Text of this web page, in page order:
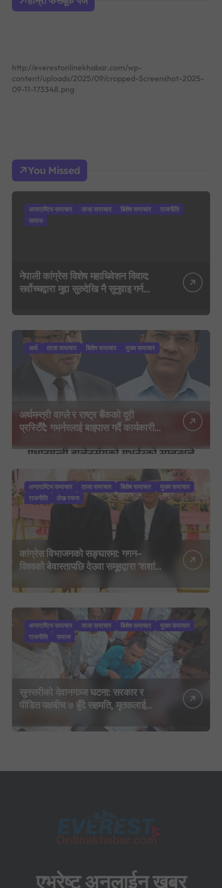
o
http://everestonlinekhabar.com/wp-
content/uploads/2025/09/cropped-Screenshot-2025-
09-11-173348.png
You Missed
अन्तराष्टिय समाचार ताजा समाचार बिशेष समाचार
राजनीति
समाज
नेपाली कांग्रेस विशेष महाधिवेशन विवाद:
सर्वोच्चद्वारा मुद्दा सुरुदेखि नै सुनुवाइ गर्न
अर्थ ताजा समाचार बिशेष समाचार मुख्य समाचार
अर्थमन्त्री वाग्ले र राष्ट्र बैंकको दूरी
प्रस्टिँदै: गभर्नरलाई बाइपास गर्दै कार्यकारी
अन्तराष्टिय समाचार ताजा समाचार बिशेष समाचार
मुख्य समाचार
राजनीति
लेख रचना
कांग्रेस विभाजनको सङ्घारमा: गगन–
विश्वको बेवास्तापछि देउवा समूहद्वारा ‘शशांक
यात्राको घोषणा तयारी!
अन्तराष्टिय समाचार ताजा समाचार बिशेष समाचार
मुख्य समाचार
राजनीति
समाज
सुनसरीको देवानगञ्ज घटना: सरकार र
पीडित पक्षबीच ७ बुँदे सहमति, मृतकलाई
एभरेष्ट अनलाईन खबर